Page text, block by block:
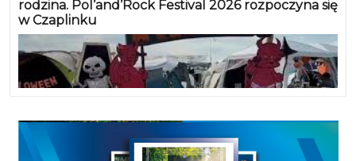
rodzina. Pol’and’Rock Festival 2026 rozpoczyna się
w Czaplinku